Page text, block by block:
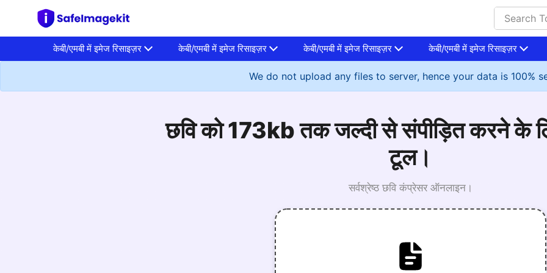
केबी/एमबी में इमेज रिसाइज़र केबी/एमबी में इमेज रिसाइज़र केबी/एमबी में इमेज रिसाइज़र केबी/एमबी में इमेज रिसाइज़र
We do not upload any files to server, hence your data is 100%
छवि को 173kb तक जल्दी से संपीड़ित करने के
टूल।
सर्वश्रेष्ठ छवि कंप्रेसर ऑनलाइन।